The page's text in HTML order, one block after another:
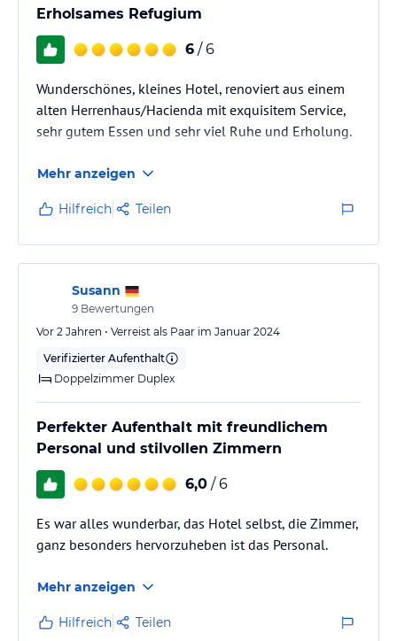
Erholsames Refugium
6 / 6
Wunderschönes, kleines Hotel, renoviert aus einem
alten Herrenhaus/Hacienda mit exquisitem Service,
sehr gutem Essen und sehr viel Ruhe und Erholung.
Mehr anzeigen
Hilfreich Teilen
Susann
9 Bewertungen
Vor 2 Jahren • Verreist als Paar im Januar 2024
Verifizierter Aufenthalt
Doppelzimmer Duplex
Perfekter Aufenthalt mit freundlichem
Personal und stilvollen Zimmern
6,0 / 6
Es war alles wunderbar, das Hotel selbst, die Zimmer,
ganz besonders hervorzuheben ist das Personal.
Mehr anzeigen
Hilfreich Teilen